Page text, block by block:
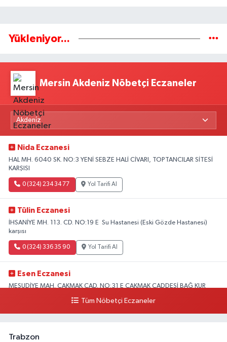
Yükleniyor...
Mersin Akdeniz Nöbetçi Eczaneler
Nida Eczanesi
HAL MH. 6040 SK. NO:3 YENİ SEBZE HALİ CİVARI, TOPTANCILAR SİTESİ
KARŞISI
0 (324) 234 34 77 Yol Tarifi Al
Tülin Eczanesi
İHSANİYE MH. 113. CD. NO:19 E Su Hastanesi (Eski Gözde Hastanesi)
karşısı
0 (324) 336 35 90 Yol Tarifi Al
Esen Eczanesi
MESUDİYE MAH. ÇAKMAK CAD. NO:31 E ÇAKMAK CADDESİ BAĞ KUR
Tüm Nöbetçi Eczaneler
Trabzon